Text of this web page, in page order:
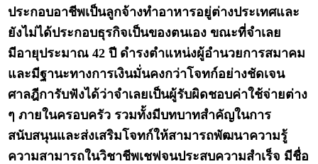
ประกอบอาชีพเป็นลูกจ้างทำอาหารอยู่ต่างประเทศและ
ยังไม่ได้ประกอบธุรกิจเป็นของตนเอง ขณะที่จำเลย
มีอายุประมาณ 42 ปี ดำรงตำแหน่งผู้อำนวยการสมาคม
และมีฐานะทางการเงินมั่นคงกว่าโจทก์อย่างชัดเจน
ศาลฎีการับฟังได้ว่าจำเลยเป็นผู้รับผิดชอบค่าใช้จ่ายต่าง
ๆ ภายในครอบครัว รวมทั้งมีบทบาทสำคัญในการ
สนับสนุนและส่งเสริมโจทก์ให้สามารถพัฒนาความรู้
ความสามารถในวิชาชีพเชฟจนประสบความสำเร็จ มีชื่อ